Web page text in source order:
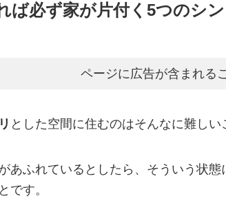
ば必ず家が片付く5つのシン
ページに広告が含まれる
とした空間に住むのはそんなに難しい
あふれているとしたら、そういう状
です。